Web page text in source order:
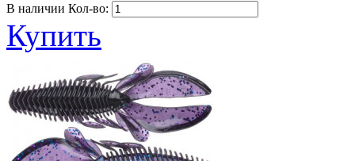
В наличии Кол-во:
Купить